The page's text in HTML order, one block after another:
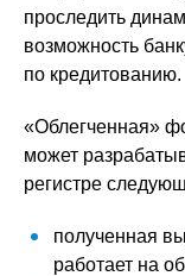
проследить
возможность
по кредитованию.
«Облегченная»
может
регистре
полученная
работает на